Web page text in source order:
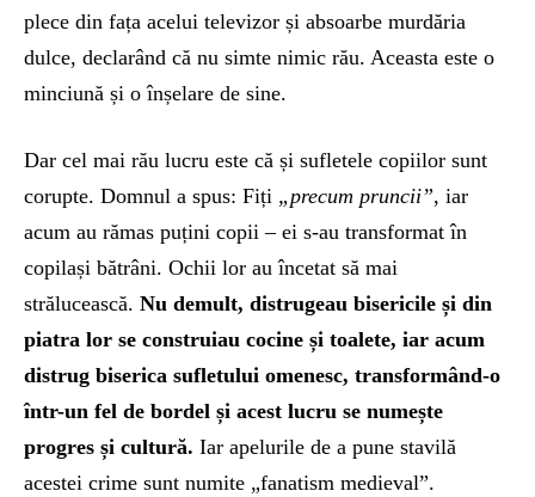
plece din fața acelui televizor și absoarbe murdăria
dulce, declarând că nu simte nimic rău. Aceasta este o
minciună și o înșelare de sine.
Dar cel mai rău lucru este că și sufletele copiilor sunt
corupte. Domnul a spus: Fiți „precum pruncii”, iar
acum au rămas puțini copii – ei s-au transformat în
copilași bătrâni. Ochii lor au încetat să mai
strălucească. Nu demult, distrugeau bisericile și din
piatra lor se construiau cocine și toalete, iar acum
distrug biserica sufletului omenesc, transformând-o
într-un fel de bordel și acest lucru se numește
progres și cultură. Iar apelurile de a pune stavilă
acestei crime sunt numite „fanatism medieval”.